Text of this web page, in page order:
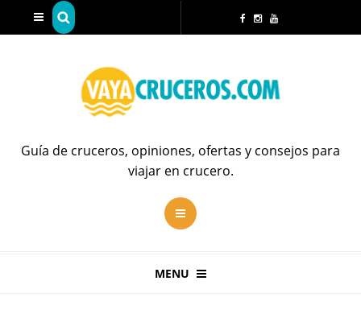
Guía de cruceros, opiniones, ofertas y consejos para
viajar en crucero.
MENU